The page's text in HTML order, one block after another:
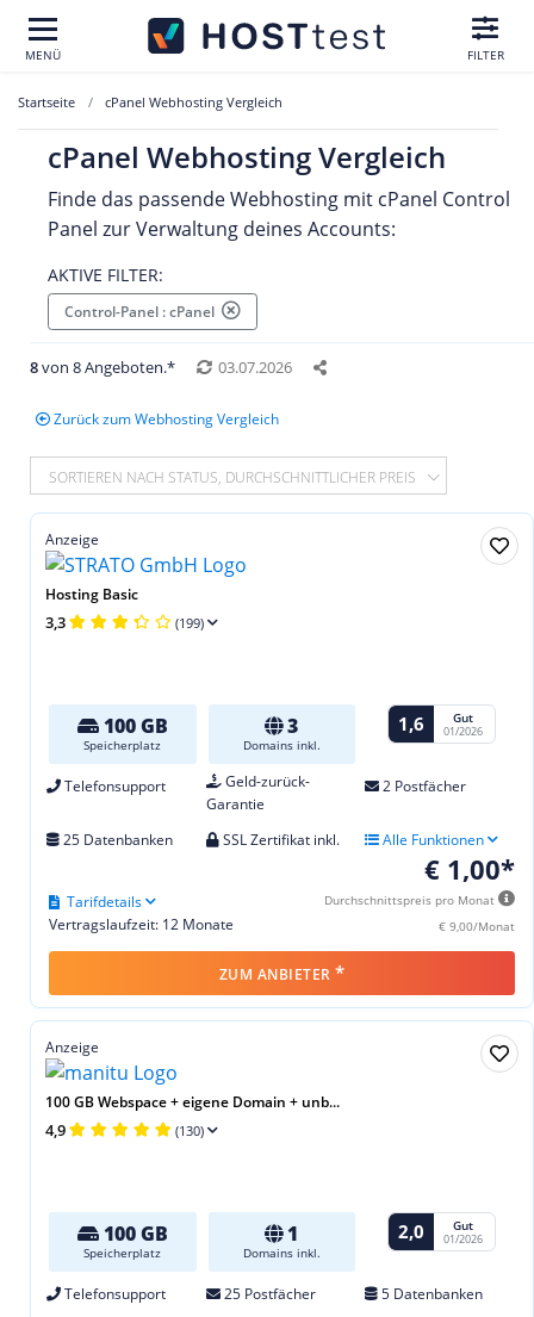
MENÜ FILTER
Startseite cPanel Webhosting Vergleich
cPanel Webhosting Vergleich
Finde das passende Webhosting mit cPanel Control
Panel zur Verwaltung deines Accounts:
AKTIVE FILTER:
Control-Panel : cPanel
8von 8 Angeboten.* 03.07.2026
Zurück zum Webhosting Vergleich
SORTIEREN NACH STATUS, DURCHSCHNITTLICHER PREIS
Anzeige
Hosting Basic
3,3 (199)
100 GB
Speicherplatz
3
Domains inkl.
1,6 Gut
01/2026
Telefonsupport
Geld-zurück-
Garantie
2 Postfächer
25 Datenbanken SSL Zertifikat inkl. Alle Funktionen
€ 1,00*
Durchschnittspreis pro Monat
€ 9,00/Monat
Vertragslaufzeit: 12 Monate
Tarifdetails
ZUM ANBIETER *
Anzeige
100 GB Webspace + eigene Domain + unb...
4,9 (130)
100 GB
Speicherplatz
1
Domains inkl.
2,0 Gut
01/2026
Telefonsupport 25 Postfächer
5 Datenbanken